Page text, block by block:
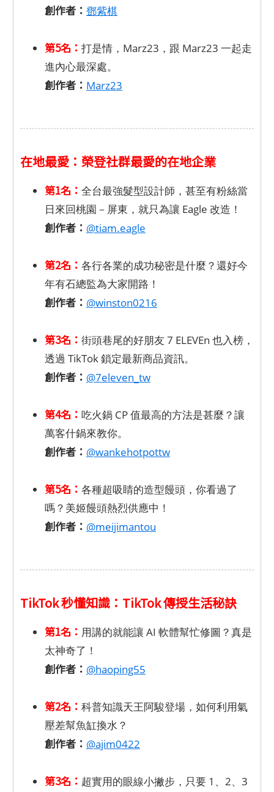
創作者： 鄧紫棋
第5名： 打是情，Marz23，跟 Marz23 一起走
進內心最深處。
創作者： Marz23
在地最愛：榮登社群最愛的在地企業
第1名： 全台最強髮型設計師，甚至有粉絲當
日來回桃園－屏東，就只為讓 Eagle 改造！
創作者： @tiam.eagle
第2名： 各行各業的成功秘密是什麼？還好今
年有石總監為大家開路！
創作者： @winston0216
第3名： 街頭巷尾的好朋友 7 ELEVEn 也入榜，
透過 TikTok 鎖定最新商品資訊。
創作者： @7eleven_tw
第4名： 吃火鍋 CP 值最高的方法是甚麼？讓
萬客什鍋來教你。
創作者： @wankehotpottw
第5名： 各種超吸睛的造型饅頭，你看過了
嗎？美姬饅頭熱烈供應中！
創作者： @meijimantou
TikTok 秒懂知識：TikTok 傳授生活秘訣
第1名： 用講的就能讓 AI 軟體幫忙修圖？真是
太神奇了！
創作者： @haoping55
第2名： 科普知識天王阿駿登場，如何利用氣
壓差幫魚缸換水？
創作者： @ajim0422
第3名： 超實用的眼線小撇步，只要 1、2、3